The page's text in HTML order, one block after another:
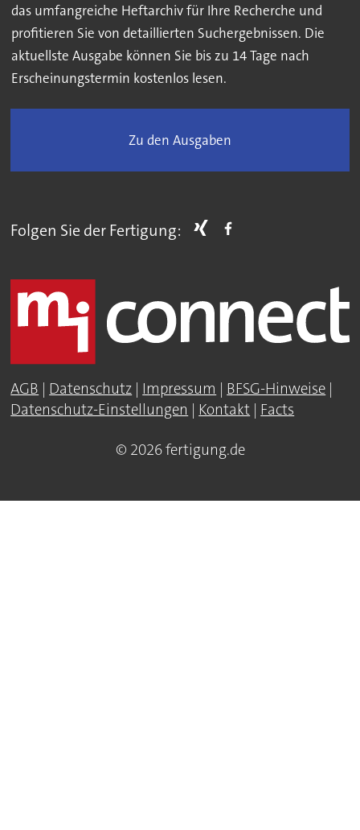
das umfangreiche Heftarchiv für Ihre Recherche und
profitieren Sie von detaillierten Suchergebnissen. Die
aktuellste Ausgabe können Sie bis zu 14 Tage nach
Erscheinungstermin kostenlos lesen.
Zu den Ausgaben
Folgen Sie der Fertigung:
AGB Datenschutz Impressum BFSG-Hinweise
Datenschutz-Einstellungen
Kontakt Facts
© 2026 fertigung.de